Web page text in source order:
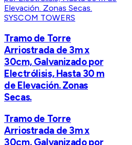
SYSCOM TOWERS
Tramo de Torre
Arriostrada de 3m x
30cm, Galvanizado por
Electrólisis, Hasta 30 m
de Elevación. Zonas
Secas.
Tramo de Torre
Arriostrada de 3m x
30cm, Galvanizado por